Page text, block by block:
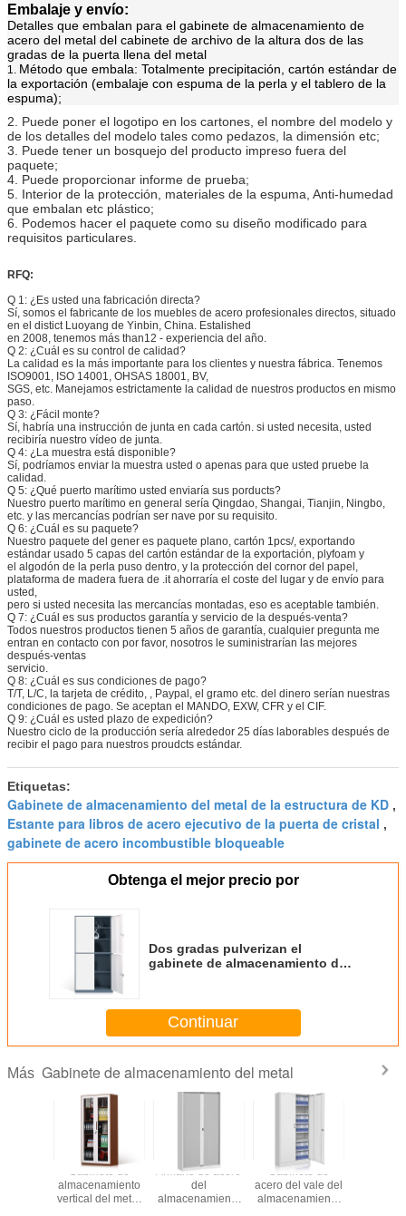
Embalaje y envío:
Detalles que embalan para el gabinete de almacenamiento de
acero del metal del cabinete de archivo de la altura dos de las
gradas de la puerta llena del metal
1. Método que embala: Totalmente precipitación, cartón estándar de
la exportación (embalaje con espuma de la perla y el tablero de la
espuma);
2. Puede poner el logotipo en los cartones, el nombre del modelo y
de los detalles del modelo tales como pedazos, la dimensión etc;
3. Puede tener un bosquejo del producto impreso fuera del
paquete;
4. Puede proporcionar informe de prueba;
5. Interior de la protección, materiales de la espuma, Anti-humedad
que embalan etc plástico;
6. Podemos hacer el paquete como su diseño modificado para
requisitos particulares.
RFQ:
Q 1: ¿Es usted una fabricación directa?
Sí, somos el fabricante de los muebles de acero profesionales directos, situado
en el distict Luoyang de Yinbin, China. Estalished
en 2008, tenemos más than12 - experiencia del año.
Q 2: ¿Cuál es su control de calidad?
La calidad es la más importante para los clientes y nuestra fábrica. Tenemos
ISO9001, ISO 14001, OHSAS 18001, BV,
SGS, etc. Manejamos estrictamente la calidad de nuestros productos en mismo
paso.
Q 3: ¿Fácil monte?
Sí, habría una instrucción de junta en cada cartón. si usted necesita, usted
recibiría nuestro vídeo de junta.
Q 4: ¿La muestra está disponible?
Sí, podríamos enviar la muestra usted o apenas para que usted pruebe la
calidad.
Q 5: ¿Qué puerto marítimo usted enviaría sus porducts?
Nuestro puerto marítimo en general sería Qingdao, Shangai, Tianjin, Ningbo,
etc. y las mercancías podrían ser nave por su requisito.
Q 6: ¿Cuál es su paquete?
Nuestro paquete del gener es paquete plano, cartón 1pcs/, exportando
estándar usado 5 capas del cartón estándar de la exportación, plyfoam y
el algodón de la perla puso dentro, y la protección del cornor del papel,
plataforma de madera fuera de .it ahorraría el coste del lugar y de envío para
usted,
pero si usted necesita las mercancías montadas, eso es aceptable también.
Q 7: ¿Cuál es sus productos garantía y servicio de la después-venta?
Todos nuestros productos tienen 5 años de garantía, cualquier pregunta me
entran en contacto con por favor, nosotros le suministrarían las mejores
después-ventas
servicio.
Q 8: ¿Cuál es sus condiciones de pago?
T/T, L/C, la tarjeta de crédito, , Paypal, el gramo etc. del dinero serían nuestras
condiciones de pago. Se aceptan el MANDO, EXW, CFR y el CIF.
Q 9: ¿Cuál es usted plazo de expedición?
Nuestro ciclo de la producción sería alrededor 25 días laborables después de
recibir el pago para nuestros proudcts estándar.
Etiquetas:
Gabinete de almacenamiento del metal de la estructura de KD ,
Estante para libros de acero ejecutivo de la puerta de cristal ,
gabinete de acero incombustible bloqueable
Obtenga el mejor precio por
Dos gradas pulverizan el
gabinete de almacenamiento de
Continuar
Más Gabinete de almacenamiento del metal
Gabinete de
almacenamiento
vertical del metal
Armario de acero
del
almacenamiento
Gabinete de
acero del vale del
almacenamiento